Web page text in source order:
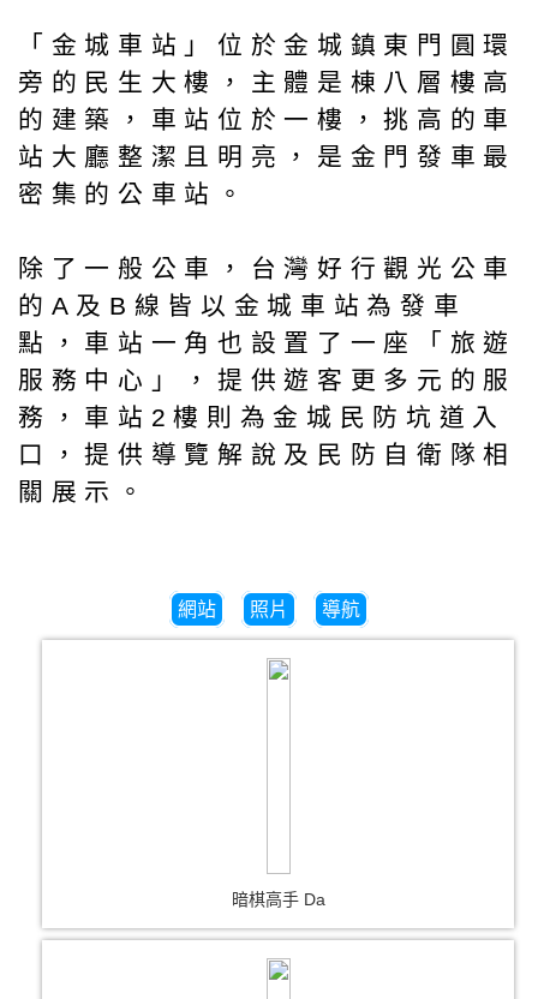
「金城車站」位於金城鎮東門圓環
旁的民生大樓，主體是棟八層樓高
的建築，車站位於一樓，挑高的車
站大廳整潔且明亮，是金門發車最
密集的公車站。
除了一般公車，台灣好行觀光公車
的A及B線皆以金城車站為發車
點，車站一角也設置了一座「旅遊
服務中心」，提供遊客更多元的服
務，車站2樓則為金城民防坑道入
口，提供導覽解說及民防自衛隊相
關展示。
網站 照片 導航
暗棋高手 Da